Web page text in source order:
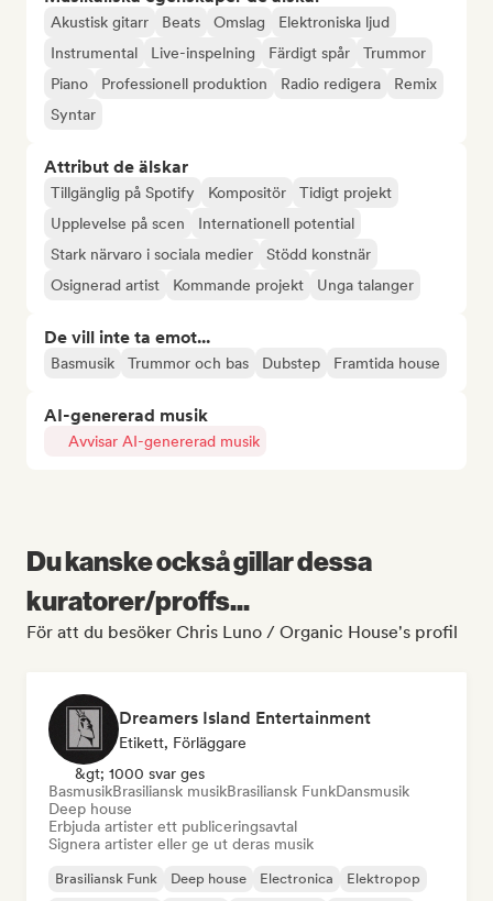
Akustisk gitarr Beats Omslag
Elektroniska ljud
Instrumental
Live-inspelning Färdigt spår
Trummor
Piano
Professionell produktion Radio redigera
Remix
Syntar
Attribut de älskar
Tillgänglig på Spotify Kompositör
Tidigt projekt
Upplevelse på scen
Internationell potential
Stark närvaro i sociala medier
Stödd konstnär
Osignerad artist
Kommande projekt Unga talanger
De vill inte ta emot...
Basmusik Trummor och bas Dubstep Framtida house
AI-genererad musik
Avvisar AI-genererad musik
Du kanske också gillar dessa
kuratorer/proffs...
För att du besöker Chris Luno / Organic House's profil
Dreamers Island Entertainment
Etikett, Förläggare
&gt; 1000 svar ges
BasmusikBrasiliansk musikBrasiliansk FunkDansmusik
Deep house
Erbjuda artister ett publiceringsavtal
Signera artister eller ge ut deras musik
Brasiliansk Funk Deep house Electronica
Elektropop